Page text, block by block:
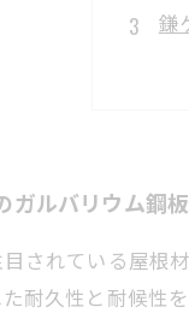
鎌
鎌
ガルバリウム鋼
されている屋根
耐久性と耐候性